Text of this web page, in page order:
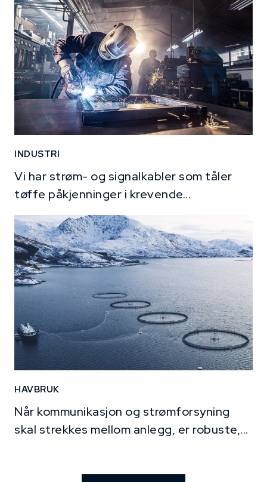
INDUSTRI
Vi har strøm- og signalkabler som tåler
tøffe påkjenninger i krevende...
HAVBRUK
Når kommunikasjon og strømforsyning
skal strekkes mellom anlegg, er robuste,...